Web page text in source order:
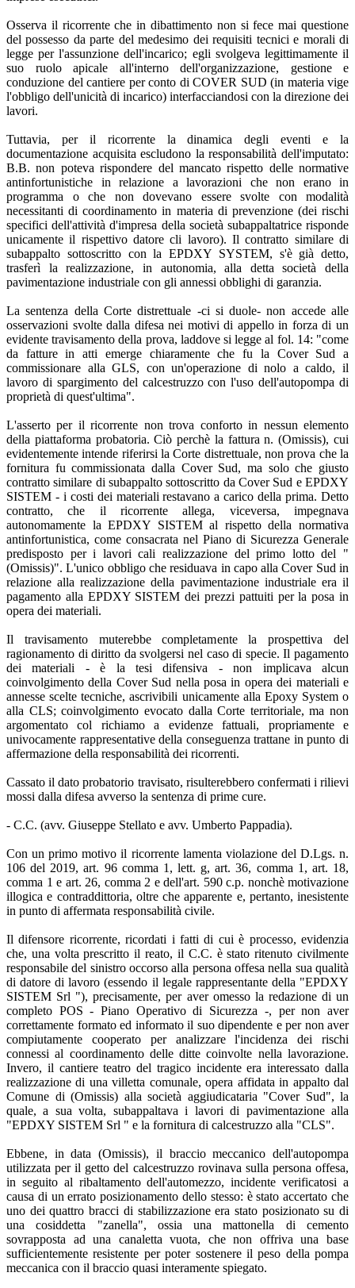
Osserva il ricorrente che in dibattimento non si fece mai questione
del possesso da parte del medesimo dei requisiti tecnici e morali di
legge per l'assunzione dell'incarico; egli svolgeva legittimamente il
suo ruolo apicale all'interno dell'organizzazione, gestione e
conduzione del cantiere per conto di COVER SUD (in materia vige
l'obbligo dell'unicità di incarico) interfacciandosi con la direzione dei
lavori.
Tuttavia, per il ricorrente la dinamica degli eventi e la
documentazione acquisita escludono la responsabilità dell'imputato:
B.B. non poteva rispondere del mancato rispetto delle normative
antinfortunistiche in relazione a lavorazioni che non erano in
programma o che non dovevano essere svolte con modalità
necessitanti di coordinamento in materia di prevenzione (dei rischi
specifici dell'attività d'impresa della società subappaltatrice risponde
unicamente il rispettivo datore cli lavoro). Il contratto similare di
subappalto sottoscritto con la EPDXY SYSTEM, s'è già detto,
trasferì la realizzazione, in autonomia, alla detta società della
pavimentazione industriale con gli annessi obblighi di garanzia.
La sentenza della Corte distrettuale -ci si duole- non accede alle
osservazioni svolte dalla difesa nei motivi di appello in forza di un
evidente travisamento della prova, laddove si legge al fol. 14: "come
da fatture in atti emerge chiaramente che fu la Cover Sud a
commissionare alla GLS, con un'operazione di nolo a caldo, il
lavoro di spargimento del calcestruzzo con l'uso dell'autopompa di
proprietà di quest'ultima".
L'asserto per il ricorrente non trova conforto in nessun elemento
della piattaforma probatoria. Ciò perchè la fattura n. (Omissis), cui
evidentemente intende riferirsi la Corte distrettuale, non prova che la
fornitura fu commissionata dalla Cover Sud, ma solo che giusto
contratto similare di subappalto sottoscritto da Cover Sud e EPDXY
SISTEM - i costi dei materiali restavano a carico della prima. Detto
contratto, che il ricorrente allega, viceversa, impegnava
autonomamente la EPDXY SISTEM al rispetto della normativa
antinfortunistica, come consacrata nel Piano di Sicurezza Generale
predisposto per i lavori cali realizzazione del primo lotto del "
(Omissis)". L'unico obbligo che residuava in capo alla Cover Sud in
relazione alla realizzazione della pavimentazione industriale era il
pagamento alla EPDXY SISTEM dei prezzi pattuiti per la posa in
opera dei materiali.
Il travisamento muterebbe completamente la prospettiva del
ragionamento di diritto da svolgersi nel caso di specie. Il pagamento
dei materiali - è la tesi difensiva - non implicava alcun
coinvolgimento della Cover Sud nella posa in opera dei materiali e
annesse scelte tecniche, ascrivibili unicamente alla Epoxy System o
alla CLS; coinvolgimento evocato dalla Corte territoriale, ma non
argomentato col richiamo a evidenze fattuali, propriamente e
univocamente rappresentative della conseguenza trattane in punto di
affermazione della responsabilità dei ricorrenti.
Cassato il dato probatorio travisato, risulterebbero confermati i rilievi
mossi dalla difesa avverso la sentenza di prime cure.
- C.C. (avv. Giuseppe Stellato e avv. Umberto Pappadia).
Con un primo motivo il ricorrente lamenta violazione del D.Lgs. n.
106 del 2019, art. 96 comma 1, lett. g, art. 36, comma 1, art. 18,
comma 1 e art. 26, comma 2 e dell'art. 590 c.p. nonchè motivazione
illogica e contraddittoria, oltre che apparente e, pertanto, inesistente
in punto di affermata responsabilità civile.
Il difensore ricorrente, ricordati i fatti di cui è processo, evidenzia
che, una volta prescritto il reato, il C.C. è stato ritenuto civilmente
responsabile del sinistro occorso alla persona offesa nella sua qualità
di datore di lavoro (essendo il legale rappresentante della "EPDXY
SISTEM Srl "), precisamente, per aver omesso la redazione di un
completo POS - Piano Operativo di Sicurezza -, per non aver
correttamente formato ed informato il suo dipendente e per non aver
compiutamente cooperato per analizzare l'incidenza dei rischi
connessi al coordinamento delle ditte coinvolte nella lavorazione.
Invero, il cantiere teatro del tragico incidente era interessato dalla
realizzazione di una villetta comunale, opera affidata in appalto dal
Comune di (Omissis) alla società aggiudicataria "Cover Sud", la
quale, a sua volta, subappaltava i lavori di pavimentazione alla
"EPDXY SISTEM Srl " e la fornitura di calcestruzzo alla "CLS".
Ebbene, in data (Omissis), il braccio meccanico dell'autopompa
utilizzata per il getto del calcestruzzo rovinava sulla persona offesa,
in seguito al ribaltamento dell'automezzo, incidente verificatosi a
causa di un errato posizionamento dello stesso: è stato accertato che
uno dei quattro bracci di stabilizzazione era stato posizionato su di
una cosiddetta "zanella", ossia una mattonella di cemento
sovrapposta ad una canaletta vuota, che non offriva una base
sufficientemente resistente per poter sostenere il peso della pompa
meccanica con il braccio quasi interamente spiegato.